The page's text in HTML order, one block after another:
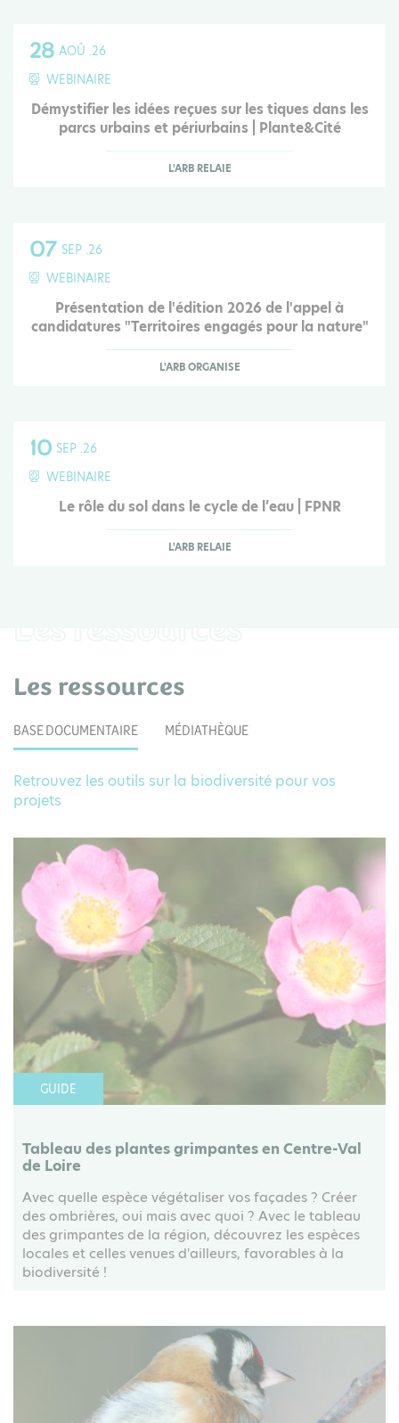
28 AOÛ .26
WEBINAIRE
Démystifier les idées reçues sur les tiques dans les
parcs urbains et périurbains | Plante&Cité
L'ARB RELAIE
07 SEP .26
WEBINAIRE
Présentation de l'édition 2026 de l'appel à
candidatures "Territoires engagés pour la nature"
L'ARB ORGANISE
10 SEP .26
WEBINAIRE
Le rôle du sol dans le cycle de l’eau | FPNR
L'ARB RELAIE
Les ressources
BASE DOCUMENTAIRE MÉDIATHÈQUE
Retrouvez les outils sur la biodiversité pour vos
projets
GUIDE
Tableau des plantes grimpantes en Centre-Val
de Loire
Avec quelle espèce végétaliser vos façades ? Créer
des ombrières, oui mais avec quoi ? Avec le tableau
des grimpantes de la région, découvrez les espèces
locales et celles venues d'ailleurs, favorables à la
biodiversité !